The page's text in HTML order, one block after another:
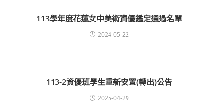
113學年度花蓮女中美術資優鑑定通過名單
2024-05-22
113-2資優班學生重新安置(轉出)公告
2025-04-29